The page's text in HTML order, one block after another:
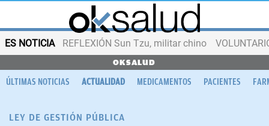
ES NOTICIA REFLEXIÓN Sun Tzu, militar chino
OKSALUD
ÚLTIMAS NOTICIAS ACTUALIDAD MEDICAMENTOS PACIENTES
LEY DE GESTIÓN PÚBLICA